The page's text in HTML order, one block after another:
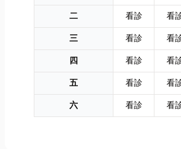
二
看診 看
三
看診 看
四
看診 看
五
看診 看
六
看診 看